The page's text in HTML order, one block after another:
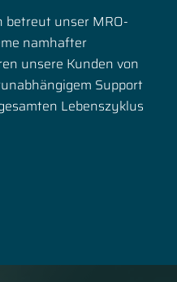
betreut unser MRO-
namhafter
unsere Kunden von
Support
Lebenszyklus